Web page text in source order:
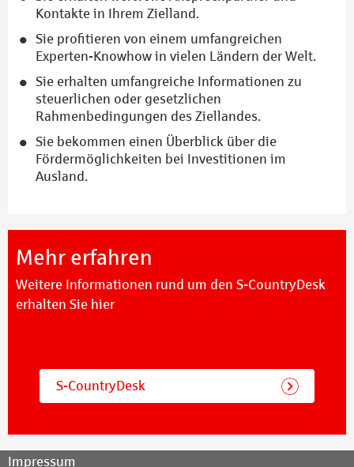
Kontakte in Ihrem Zielland.
Sie profitieren von einem umfangreichen
Experten-Knowhow in vielen Ländern der Welt.
Sie erhalten umfangreiche Informationen zu
steuerlichen oder gesetzlichen
Rahmenbedingungen des Ziellandes.
Sie bekommen einen Überblick über die
Fördermöglichkeiten bei Investitionen im
Ausland.
Mehr erfahren
Weitere Informationen rund um den S-CountryDesk
erhalten Sie hier
S-CountryDesk
Impressum